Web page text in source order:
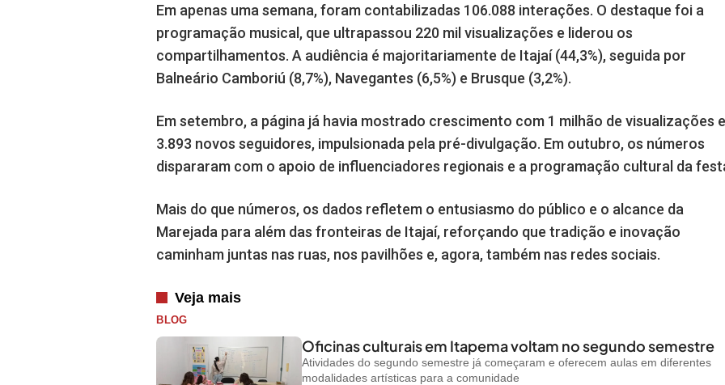
Em apenas uma semana, foram contabilizadas 106.088 interações. O destaque foi a
programação musical, que ultrapassou 220 mil visualizações e liderou os
compartilhamentos. A audiência é majoritariamente de Itajaí (44,3%), seguida por
Balneário Camboriú (8,7%), Navegantes (6,5%) e Brusque (3,2%).
Em setembro, a página já havia mostrado crescimento com 1 milhão de visualizações
3.893 novos seguidores, impulsionada pela pré-divulgação. Em outubro, os números
dispararam com o apoio de influenciadores regionais e a programação cultural da
Mais do que números, os dados refletem o entusiasmo do público e o alcance da
Marejada para além das fronteiras de Itajaí, reforçando que tradição e inovação
caminham juntas nas ruas, nos pavilhões e, agora, também nas redes sociais.
Veja mais
BLOG
Oficinas culturais em Itapema voltam no segundo semestre
Atividades do segundo semestre já começaram e oferecem aulas em diferentes
modalidades artísticas para a comunidade